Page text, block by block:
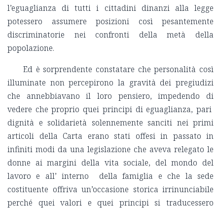
l’eguaglianza di tutti i cittadini dinanzi alla legge
potessero assumere posizioni così pesantemente
discriminatorie nei confronti della metà della
popolazione.
Ed è sorprendente constatare che personalità così
illuminate non percepirono la gravità dei pregiudizi
che annebbiavano il loro pensiero, impedendo di
vedere che proprio quei principi di eguaglianza, pari
dignità e solidarietà solennemente sanciti nei primi
articoli della Carta erano stati offesi in passato in
infiniti modi da una legislazione che aveva relegato le
donne ai margini della vita sociale, del mondo del
lavoro e all’ interno della famiglia e che la sede
costituente offriva un’occasione storica irrinunciabile
perché quei valori e quei principi si traducessero